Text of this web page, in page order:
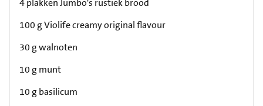
4 plakken Jumbo's rustiek brood
100 g Violife creamy original flavour
30 g walnoten
10 g munt
10 g basilicum